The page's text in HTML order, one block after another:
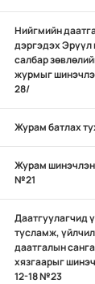
Нийгмийн
дэргэдэх
салбар
журмыг
28/
Журам батлах
Журам шинэчлэн
№21
Даатгуулагчид
тусламж,
даатгалын
хязгаарыг
12-18 №23